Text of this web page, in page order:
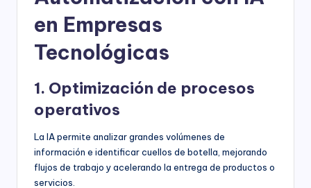
en Empresas
Tecnológicas
1. Optimización de procesos
operativos
La IA permite analizar grandes volúmenes de
información e identificar cuellos de botella, mejorando
flujos de trabajo y acelerando la entrega de productos o
servicios.